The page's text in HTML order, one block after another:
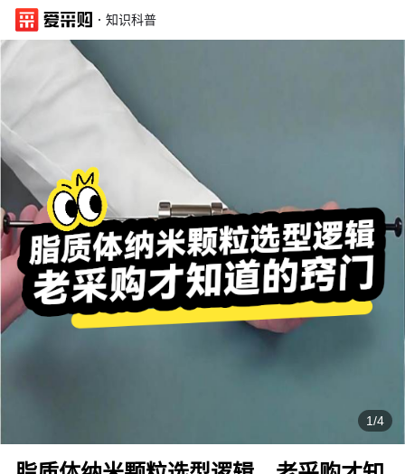
· 知识科普
1/4